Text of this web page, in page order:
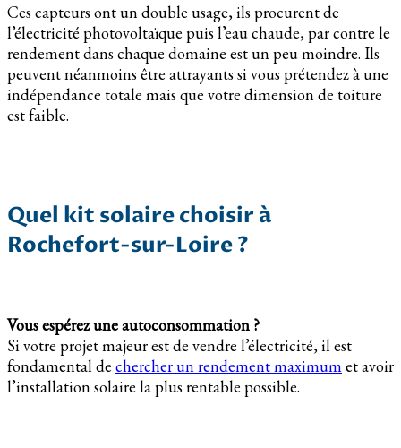
Ces capteurs ont un double usage, ils procurent de
l’électricité photovoltaïque puis l’eau chaude, par contre le
rendement dans chaque domaine est un peu moindre. Ils
peuvent néanmoins être attrayants si vous prétendez à une
indépendance totale mais que votre dimension de toiture
est faible.
Quel kit solaire choisir à
Rochefort-sur-Loire ?
Vous espérez une autoconsommation ?
Si votre projet majeur est de vendre l’électricité, il est
fondamental de chercher un rendement maximum et avoir
l’installation solaire la plus rentable possible.